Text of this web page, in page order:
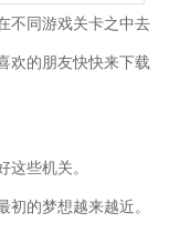
不同游戏关卡之中去
欢的朋友快快来下载
些机关。
的梦想越来越近。